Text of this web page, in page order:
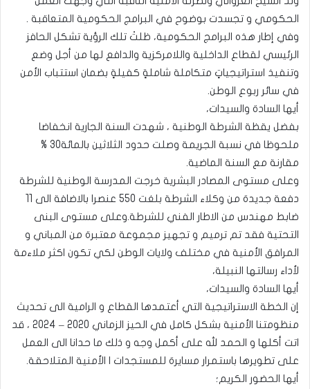
الحكومي و تجسدت بوضوح في البرامج الحكومية المتعاقبة .
وفي إطار هذه البرامج الحكومية، ظلتْ تلك الرؤية تشكل الحافز
الرئيسي لقطاع الداخلية واللامركزية والدافع لها من أجل وضع
وتنفيذ استراتيجياتٍ متكاملة شاملةٍ كفيلةٍ بضمان استتباب الأمن
في سائر ربوع الوطن.
أيها السادة والسيدات،
بفضل يقظة الشرطة الوطنية ، شهدت السنة الجارية انخفاضا
ملحوظا في نسبة الجريمة وصلت حدود الثلاثين بالمائة30 %
مقارنة مع السنة الماضية.
وعلى مستوى المصادر البشرية خرجت المدرسة الوطنية للشرطة
دفعة جديدة من وكلاء الشرطة بلغت 550 عنصرا بالاضافة الى 11
ضابط مهندس من الاطار الفني للشرطة.وعلى مستوى البنى
التحتية فقد تم ترميم و تجهيز مجموعة معتبرة من المباني و
المرافق الأمنية في مختلف ولايات الوطن لكي تكون اكثر ملاءمة
لأداء رسالتها النبيلة،
أيها السادة والسيدات،
إن الخطة الاستراتيجية التي أعتمدها القطاع و الرامية الى تحديث
منظومتنا الأمنية بشكل كامل في الحيز الزماني 2020 – 2024 ، قد
اتت أكلها و الحمد لله على أكمل وجه و ذلك ما حدانا الى العمل
على تطويرها باستمرار مسايرة للمستجدات ا الأمنية المتلاحقة.
أيها الحضور الكريم؛